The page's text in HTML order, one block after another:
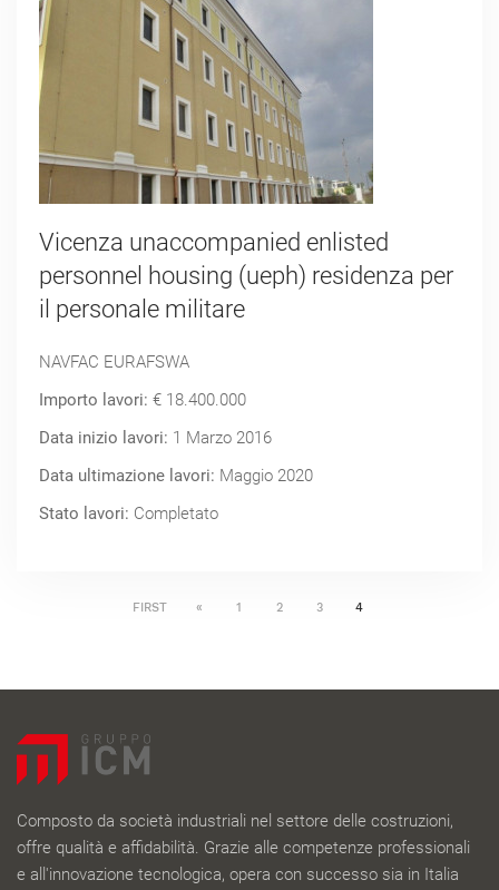
Vicenza unaccompanied enlisted
personnel housing (ueph) residenza per
il personale militare
NAVFAC EURAFSWA
Importo lavori: € 18.400.000
Data inizio lavori: 1 Marzo 2016
Data ultimazione lavori: Maggio 2020
Stato lavori: Completato
FIRST « 1 2 3 4
Composto da società industriali nel settore delle costruzioni,
offre qualità e affidabilità. Grazie alle competenze professionali
e all'innovazione tecnologica, opera con successo sia in Italia